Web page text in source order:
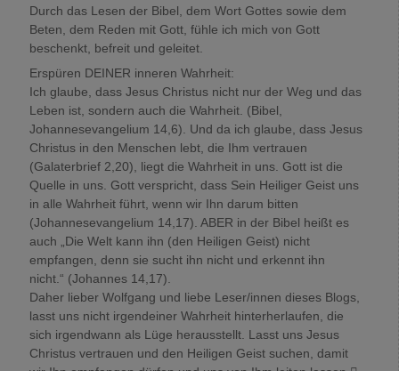
Durch das Lesen der Bibel, dem Wort Gottes sowie dem
Beten, dem Reden mit Gott, fühle ich mich von Gott
beschenkt, befreit und geleitet.
Erspüren DEINER inneren Wahrheit:
Ich glaube, dass Jesus Christus nicht nur der Weg und das
Leben ist, sondern auch die Wahrheit. (Bibel,
Johannesevangelium 14,6). Und da ich glaube, dass Jesus
Christus in den Menschen lebt, die Ihm vertrauen
(Galaterbrief 2,20), liegt die Wahrheit in uns. Gott ist die
Quelle in uns. Gott verspricht, dass Sein Heiliger Geist uns
in alle Wahrheit führt, wenn wir Ihn darum bitten
(Johannesevangelium 14,17). ABER in der Bibel heißt es
auch „Die Welt kann ihn (den Heiligen Geist) nicht
empfangen, denn sie sucht ihn nicht und erkennt ihn
nicht.“ (Johannes 14,17).
Daher lieber Wolfgang und liebe Leser/innen dieses Blogs,
lasst uns nicht irgendeiner Wahrheit hinterherlaufen, die
sich irgendwann als Lüge herausstellt. Lasst uns Jesus
Christus vertrauen und den Heiligen Geist suchen, damit